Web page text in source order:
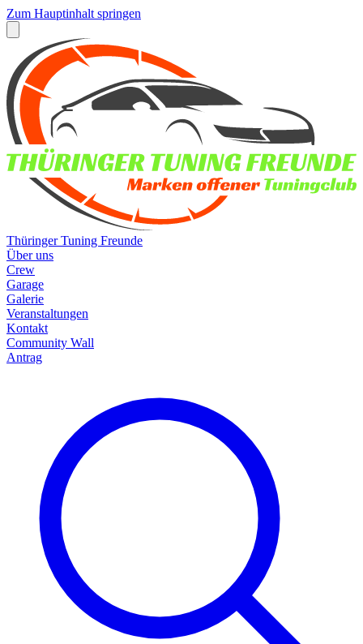
Zum Hauptinhalt springen
Thüringer Tuning Freunde
Über uns
Crew
Garage
Galerie
Veranstaltungen
Kontakt
Community Wall
Antrag